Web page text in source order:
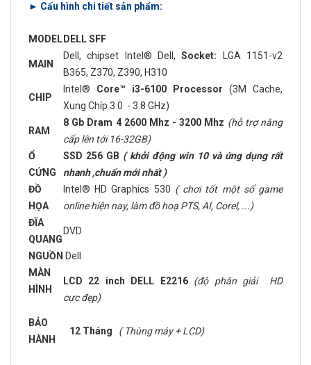
► Cấu hình chi tiết sản phẩm:
MODEL DELL SFF
MAIN
Dell, chipset Intel® Dell,Socket: LGA 1151-v2
B365, Z370, Z390, H310
CHIP
Intel® Core™ i3-6100 Processor (3M Cache,
Xung Chíp 3.0 - 3.8 GHz)
RAM
8 Gb Dram 4 2600 Mhz - 3200 Mhz (hỗ trợ nâng
cấp lên tới 16-32GB)
Ổ
CỨNG
SSD 256 GB ( khởi động win 10 và ứng dụng rất
nhanh ,chuẩn mới nhất )
ĐỒ
HỌA
Intel® HD Graphics 530 ( chơi tốt một số game
online hiện nay, làm đồ hoạ PTS, AI, Corel, ...)
ĐĨA
QUANG
DVD
NGUỒN Dell
MÀN
HÌNH
LCD 22 inch DELL E2216 (độ phân giải HD
cực đẹp)
BẢO
HÀNH
12 Tháng ( Thùng máy + LCD)